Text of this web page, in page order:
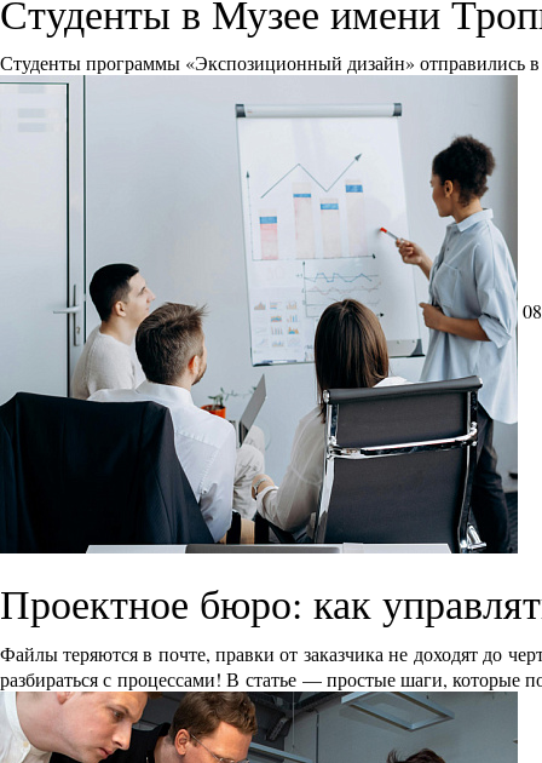
Студенты в Музее имени
Студенты программы «Экспозиционный дизайн»
Проектное бюро: как
Файлы теряются в почте, правки от заказчика не доходят до
разбираться с процессами! В статье — простые шаги, которые